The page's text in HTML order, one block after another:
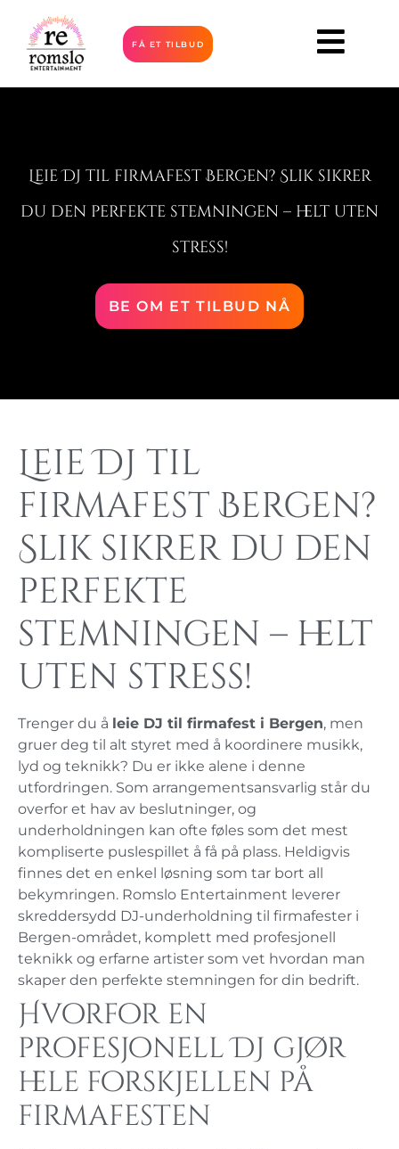
FÅ ET TILBUD
Leie DJ til firmafest Bergen? Slik sikrer
du den perfekte stemningen – helt uten
stress!
BE OM ET TILBUD NÅ
Leie DJ til
firmafest Bergen?
Slik sikrer du den
perfekte
stemningen – helt
uten stress!
Trenger du å leie DJ til firmafest i Bergen, men
gruer deg til alt styret med å koordinere musikk,
lyd og teknikk? Du er ikke alene i denne
utfordringen. Som arrangementsansvarlig står du
overfor et hav av beslutninger, og
underholdningen kan ofte føles som det mest
kompliserte puslespillet å få på plass. Heldigvis
finnes det en enkel løsning som tar bort all
bekymringen. Romslo Entertainment leverer
skreddersydd DJ-underholdning til firmafester i
Bergen-området, komplett med profesjonell
teknikk og erfarne artister som vet hvordan man
skaper den perfekte stemningen for din bedrift.
Hvorfor en
profesjonell DJ gjør
hele forskjellen på
firmafesten